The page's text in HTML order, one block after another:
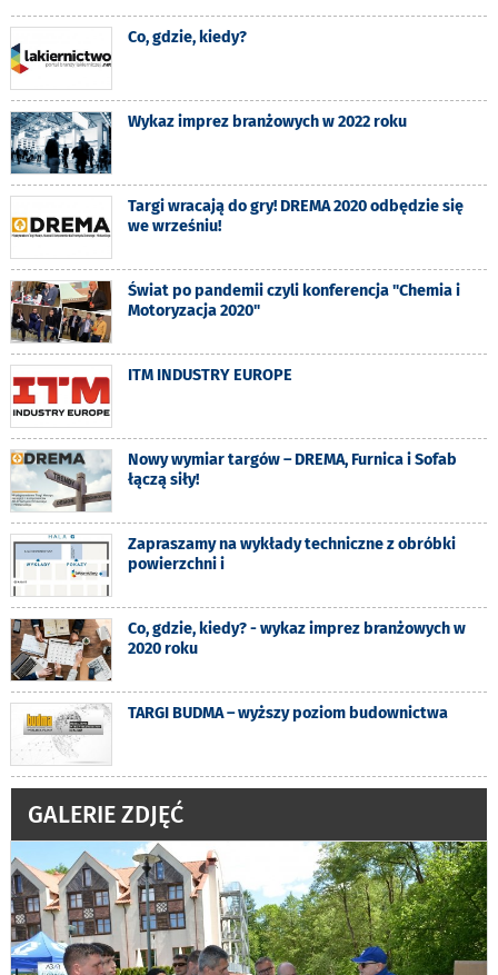
Co, gdzie, kiedy?
Wykaz imprez branżowych w 2022 roku
Targi wracają do gry! DREMA 2020 odbędzie się
we wrześniu!
Świat po pandemii czyli konferencja "Chemia i
Motoryzacja 2020"
ITM INDUSTRY EUROPE
Nowy wymiar targów – DREMA, Furnica i Sofab
łączą siły!
Zapraszamy na wykłady techniczne z obróbki
powierzchni i
Co, gdzie, kiedy? - wykaz imprez branżowych w
2020 roku
TARGI BUDMA – wyższy poziom budownictwa
GALERIE ZDJĘĆ